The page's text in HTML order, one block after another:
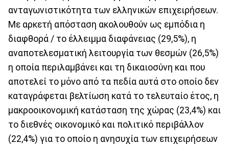
ανταγωνιστικότητα των ελληνικών επιχειρήσεων.
Με αρκετή απόσταση ακολουθούν ως εμπόδια η
διαφθορά / το έλλειμμα διαφάνειας (29,5%), η
αναποτελεσματική λειτουργία των θεσμών (26,5%)
η οποία περιλαμβάνει και τη δικαιοσύνη και που
αποτελεί το μόνο από τα πεδία αυτά στο οποίο δεν
καταγράφεται βελτίωση κατά το τελευταίο έτος, η
μακροοικονομική κατάσταση της χώρας (23,4%) και
το διεθνές οικονομικό και πολιτικό περιβάλλον
(22,4%) για το οποίο η ανησυχία των επιχειρήσεων